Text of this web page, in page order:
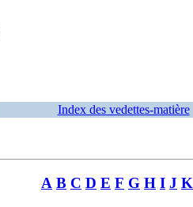
Index des vedettes-matière
A B C D E F G H I J K